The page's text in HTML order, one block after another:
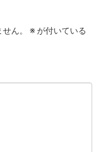
ん。 ※が付いている